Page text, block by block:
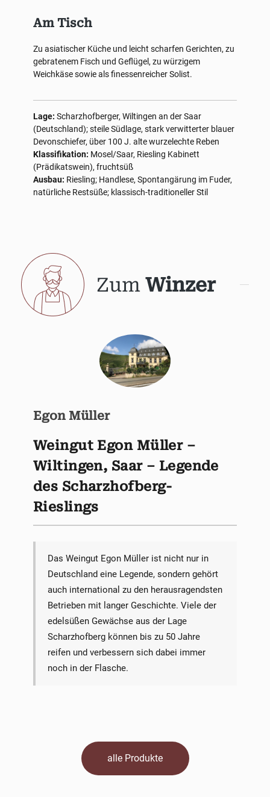
Am Tisch
Zu asiatischer Küche und leicht scharfen Gerichten, zu
gebratenem Fisch und Geflügel, zu würzigem
Weichkäse sowie als finessenreicher Solist.
Lage: Scharzhofberger, Wiltingen an der Saar
(Deutschland); steile Südlage, stark verwitterter blauer
Devonschiefer, über 100 J. alte wurzelechte Reben
Klassifikation: Mosel/Saar, Riesling Kabinett
(Prädikatswein), fruchtsüß
Ausbau: Riesling; Handlese, Spontangärung im Fuder,
natürliche Restsüße; klassisch-traditioneller Stil
Zum Winzer
Egon Müller
Weingut Egon Müller –
Wiltingen, Saar – Legende
des Scharzhofberg-
Rieslings
Das Weingut Egon Müller ist nicht nur in
Deutschland eine Legende, sondern gehört
auch international zu den herausragendsten
Betrieben mit langer Geschichte. Viele der
edelsüßen Gewächse aus der Lage
Scharzhofberg können bis zu 50 Jahre
reifen und verbessern sich dabei immer
noch in der Flasche.
alle Produkte